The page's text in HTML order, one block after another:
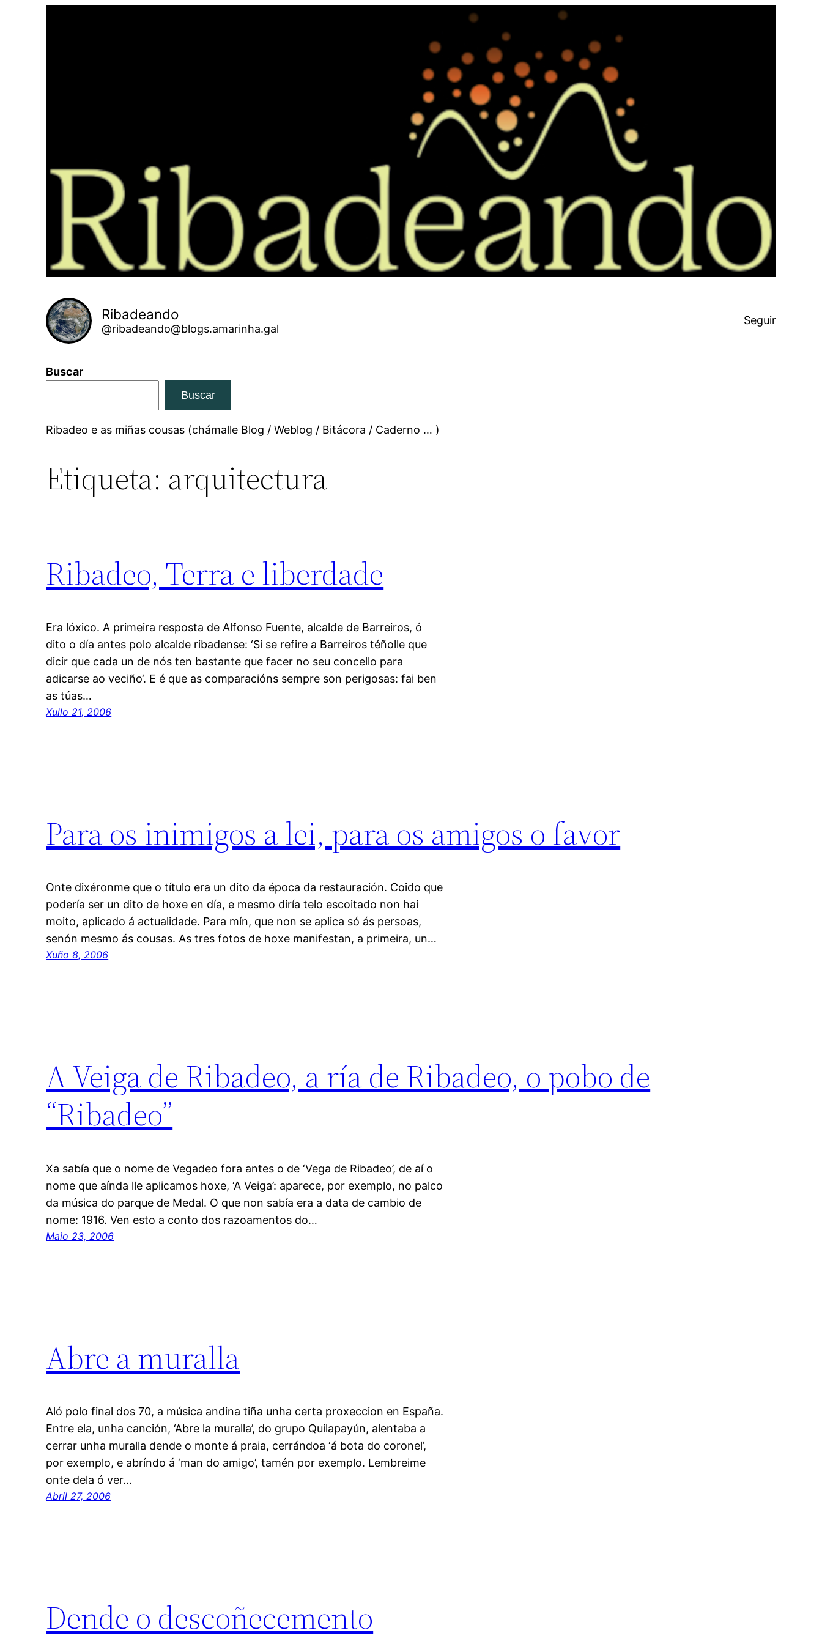
Ribadeando
@ribadeando@blogs.amarinha.gal
Seguir
Buscar
Buscar
Ribadeo e as miñas cousas (chámalle Blog / Weblog / Bitácora / Caderno … )
Etiqueta: arquitectura
Ribadeo, Terra e liberdade
Era lóxico. A primeira resposta de Alfonso Fuente, alcalde de Barreiros, ó
dito o día antes polo alcalde ribadense: ‘Si se refire a Barreiros téñolle que
dicir que cada un de nós ten bastante que facer no seu concello para
adicarse ao veciño‘. E é que as comparacións sempre son perigosas: fai ben
as túas…
Xullo 21, 2006
Para os inimigos a lei, para os amigos o favor
Onte dixéronme que o título era un dito da época da restauración. Coido que
podería ser un dito de hoxe en día, e mesmo diría telo escoitado non hai
moito, aplicado á actualidade. Para mín, que non se aplica só ás persoas,
senón mesmo ás cousas. As tres fotos de hoxe manifestan, a primeira, un…
Xuño 8, 2006
A Veiga de Ribadeo, a ría de Ribadeo, o pobo de
“Ribadeo”
Xa sabía que o nome de Vegadeo fora antes o de ‘Vega de Ribadeo’, de aí o
nome que aínda lle aplicamos hoxe, ‘A Veiga’: aparece, por exemplo, no palco
da música do parque de Medal. O que non sabía era a data de cambio de
nome: 1916. Ven esto a conto dos razoamentos do…
Maio 23, 2006
Abre a muralla
Aló polo final dos 70, a música andina tiña unha certa proxeccion en España.
Entre ela, unha canción, ‘Abre la muralla’, do grupo Quilapayún, alentaba a
cerrar unha muralla dende o monte á praia, cerrándoa ‘á bota do coronel’,
por exemplo, e abríndo á ‘man do amigo’, tamén por exemplo. Lembreime
onte dela ó ver…
Abril 27, 2006
Dende o descoñecemento